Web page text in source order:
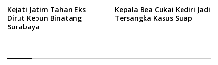
Kejati Jatim Tahan Eks
Dirut Kebun Binatang
Surabaya
Kepala Bea Cukai Kediri Jadi
Tersangka Kasus Suap